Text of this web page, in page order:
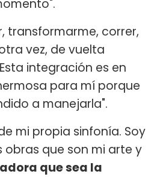
transformarme, correr,
vez, de vuelta
integración es en
para mí porque
a manejarla".
mi propia sinfonía. Soy
que son mi arte y
que sea la